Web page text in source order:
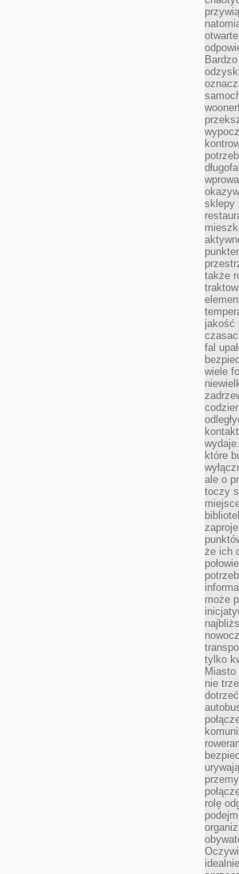
sklepy
także
jakość
fal
wiele
które
ale o
toczy
że ich
może
tylko
nie
rolę